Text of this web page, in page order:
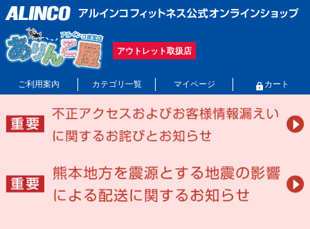
アウトレット取扱店
ご利用案内 カテゴリ一覧 マイページ カート